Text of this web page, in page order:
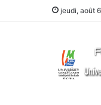
jeudi, août